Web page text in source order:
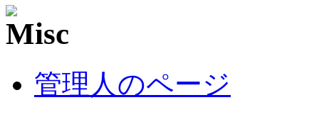
管理人のページ